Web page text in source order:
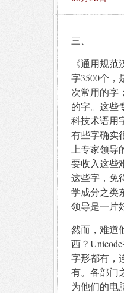
三、
《通用规
字3500个，
次常用的字
的字。这些
科技术语用
有些字确实
上专家领
要收入这些
这些字，免
学成分之类
领导是一片
然而，难道
西？
字形都有，
有。各部门
为他们的电